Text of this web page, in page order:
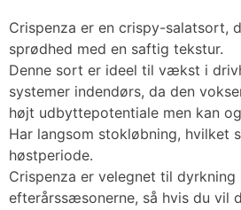
Crispenza er en crispy-salatsort,
sprødhed med en saftig tekstur.
Denne sort er ideel til vækst i
systemer indendørs, da den
højt udbyttepotentiale men kan
Har langsom stokløbning, hvilket
høstperiode.
Crispenza er velegnet til
efterårssæsonerne, så hvis du vil